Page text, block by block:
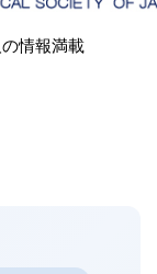
情報満載